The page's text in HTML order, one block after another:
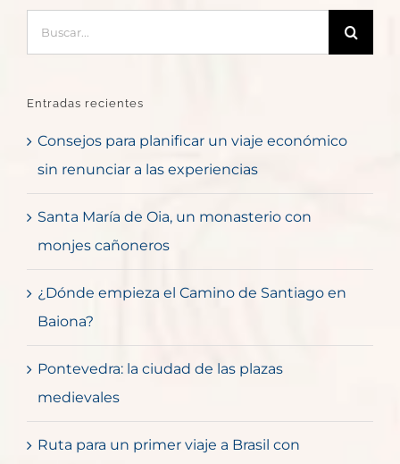
Entradas recientes
Consejos para planificar un viaje económico
sin renunciar a las experiencias
Santa María de Oia, un monasterio con
monjes cañoneros
¿Dónde empieza el Camino de Santiago en
Baiona?
Pontevedra: la ciudad de las plazas
medievales
Ruta para un primer viaje a Brasil con